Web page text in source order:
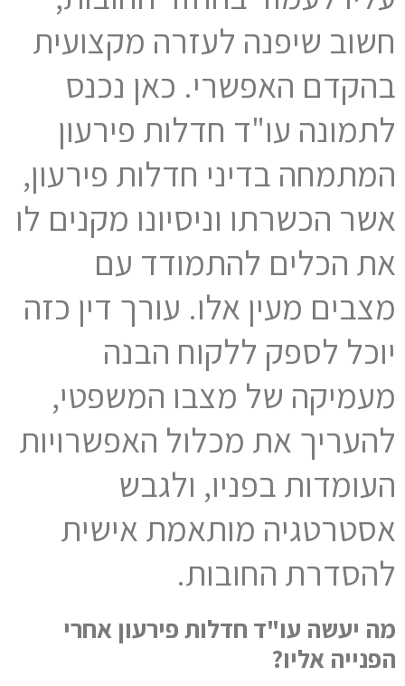
חשוב שיפנה לעזרה מקצועית
בהקדם האפשרי. כאן נכנס
לתמונה עו"ד חדלות פירעון
המתמחה בדיני חדלות פירעון,
אשר הכשרתו וניסיונו מקנים לו
את הכלים להתמודד עם
מצבים מעין אלו. עורך דין כזה
יוכל לספק ללקוח הבנה
מעמיקה של מצבו המשפטי,
להעריך את מכלול האפשרויות
העומדות בפניו, ולגבש
אסטרטגיה מותאמת אישית
להסדרת החובות.
מה יעשה עו"ד חדלות פירעון אחרי
הפנייה אליו?